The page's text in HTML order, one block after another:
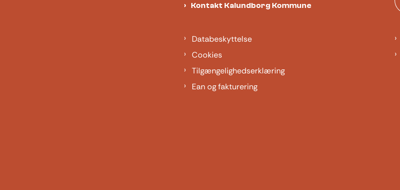
Kontakt Kalundborg Kommune
Databeskyttelse
Cookies
Tilgængelighedserklæring
Ean og fakturering